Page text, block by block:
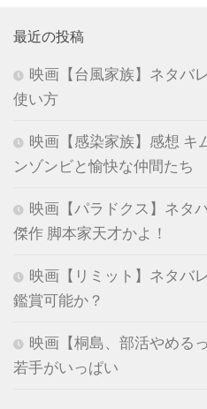
最近の投稿
映画【台風家族】ネタバ
使い方
映画【感染家族】感想
ンゾンビと愉快な仲間たち
映画【パラドクス】ネタ
傑作 脚本家天才かよ！
映画【リミット】ネタバ
鑑賞可能か？
映画【桐島、部活やめる
若手がいっぱい